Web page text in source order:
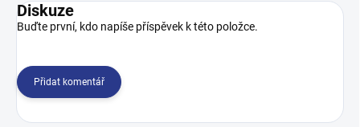
Diskuze
Buďte první, kdo napíše příspěvek k této položce.
Přidat komentář